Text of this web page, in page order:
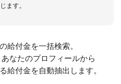
ます。
給付金を一括検索。
なたのプロフィールから
給付金を自動抽出します。